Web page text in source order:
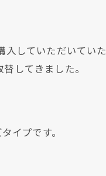
入していただいていた
してきました。
イプです。